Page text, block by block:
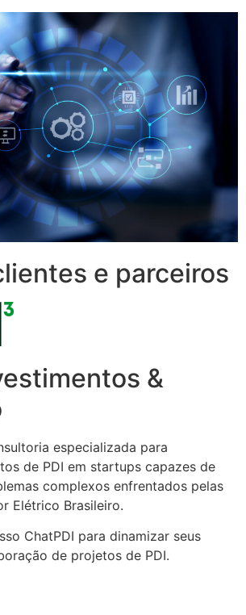
e parceiros
&
especializada para
de PDI em startups capazes de
complexos enfrentados pelas
Elétrico Brasileiro.
ChatPDI para dinamizar seus
de projetos de PDI.